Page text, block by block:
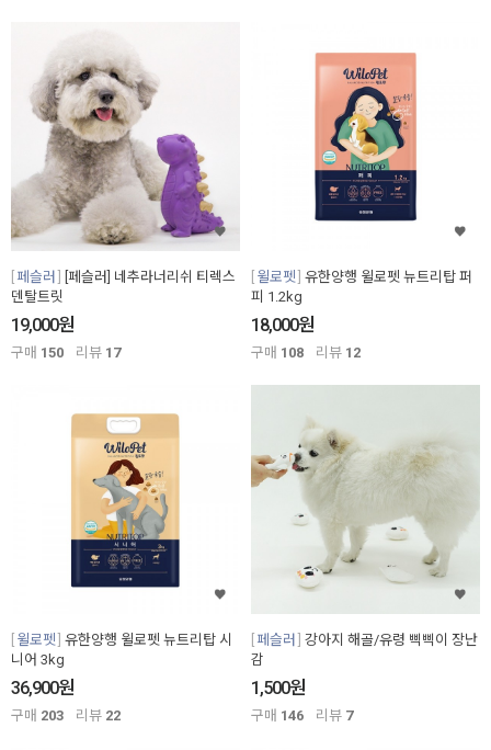
페슬러
[페슬러] 네추라너리쉬 티렉스
덴탈트릿
19,000원
구매 150 리뷰 17
윌로펫 유한양행 윌로펫 뉴트리탑 퍼
피 1.2kg
18,000원
구매 108 리뷰 12
윌로펫 유한양행 윌로펫 뉴트리탑 시
니어 3kg
36,900원
구매 203 리뷰 22
페슬러
강아지 해골/유령 삑삑이 장난
감
1,500원
구매 146 리뷰 7